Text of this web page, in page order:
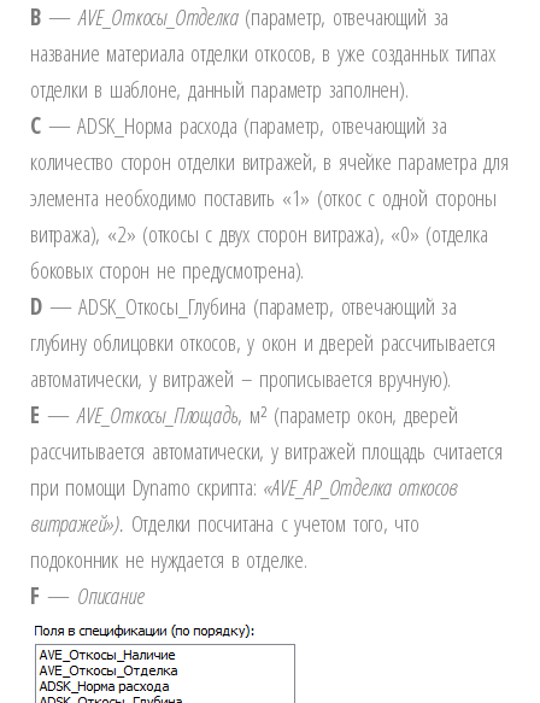
B—AVE_Откосы_Отделка (параметр, отвечающий за
название материала отделки откосов, в уже созданных типах
отделки в шаблоне, данный параметр заполнен).
C— ADSK_Норма расхода (параметр, отвечающий за
количество сторон отделки витражей, в ячейке параметра для
элемента необходимо поставить «1» (откос с одной стороны
витража), «2» (откосы с двух сторон витража), «0» (отделка
боковых сторон не предусмотрена).
D— ADSK_Откосы_Глубина (параметр, отвечающий за
глубину облицовки откосов, у окон и дверей рассчитывается
автоматически, у витражей – прописывается вручную).
E —AVE_Откосы_Площадь, м² (параметр окон, дверей
рассчитывается автоматически, у витражей площадь считается
при помощи Dynamo скрипта: «AVE_АР_Отделка откосов
витражей»). Отделки посчитана с учетом того, что
подоконник не нуждается в отделке.
F — Описание